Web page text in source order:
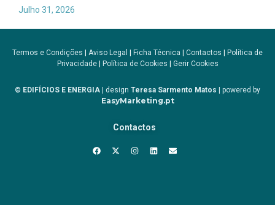
Julho 31, 2026
Termos e Condições Aviso Legal Ficha Técnica Contactos
Política de
Privacidade| Política de Cookies Gerir Cookies
© EDIFÍCIOS E ENERGIA | design Teresa Sarmento Matos | powered by
EasyMarketing.pt
Contactos